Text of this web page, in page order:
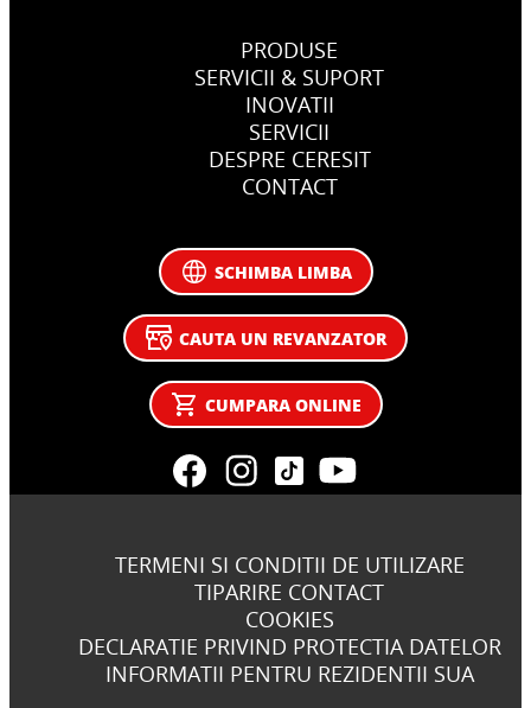
PRODUSE
SERVICII & SUPORT
INOVATII
SERVICII
DESPRE CERESIT
CONTACT
SCHIMBA LIMBA
CAUTA UN REVANZATOR
CUMPARA ONLINE
TERMENI SI CONDITII DE UTILIZARE
TIPARIRE CONTACT
COOKIES
DECLARATIE PRIVIND PROTECTIA DATELOR
INFORMATII PENTRU REZIDENTII SUA